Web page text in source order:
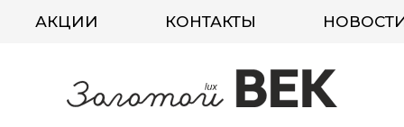
АКЦИИ КОНТАКТЫ